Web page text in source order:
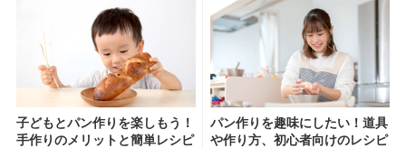
子どもとパン作りを楽しもう！
手作りのメリットと簡単レシピ
パン作りを趣味にしたい！道具
や作り方、初心者向けのレシピ